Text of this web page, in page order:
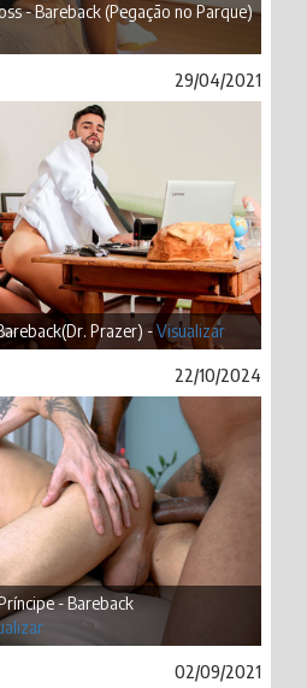
- Bareback (Pegação no Parque)
29/04/2021
Prazer) -Visualizar
22/10/2024
- Bareback
02/09/2021